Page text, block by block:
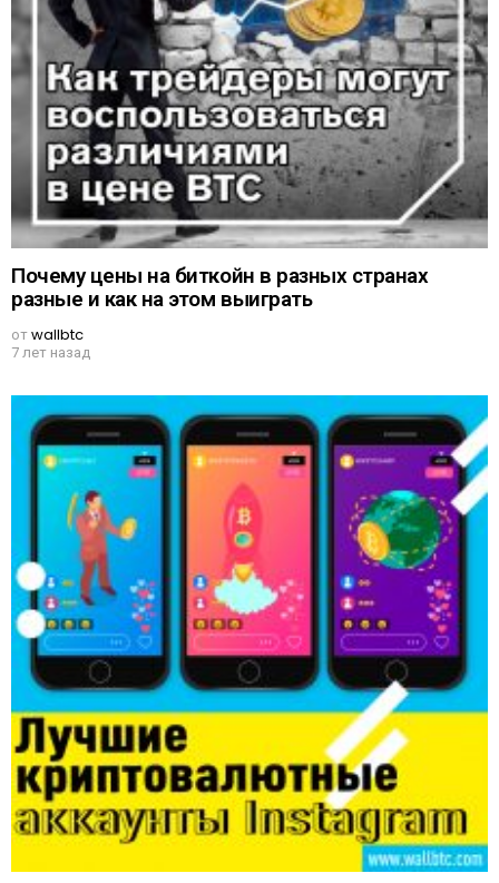
Почему цены на биткойн в разных странах
разные и как на этом выиграть
отwallbtc
7 лет назад